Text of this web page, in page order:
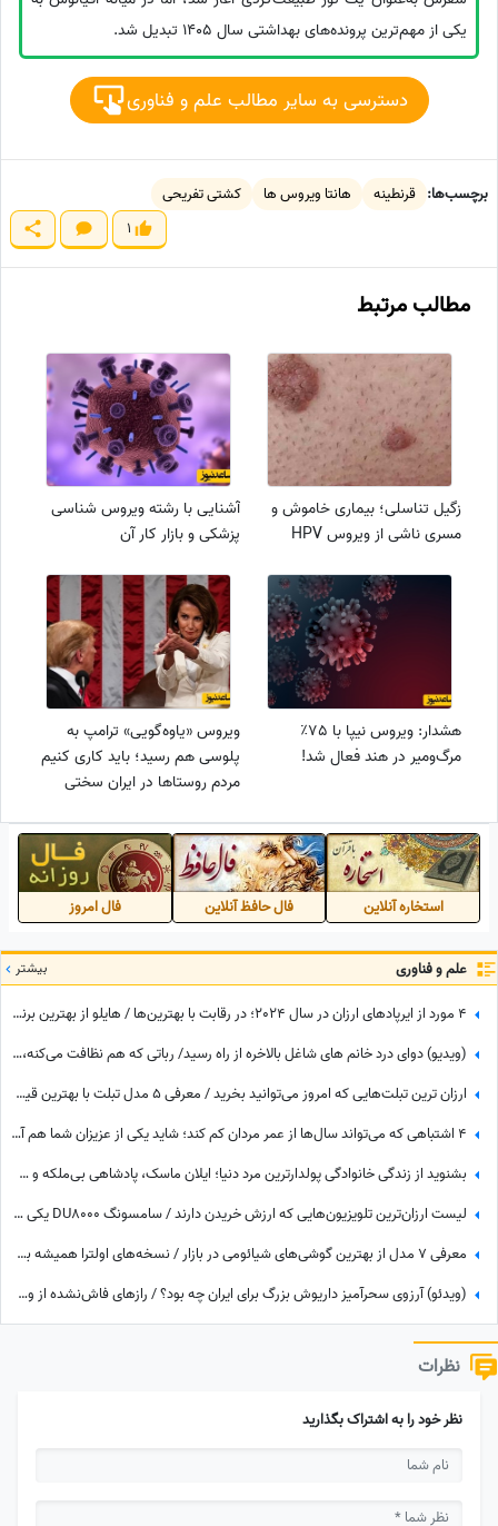
یکی از مهم‌ترین پرونده‌های بهداشتی سال 1405 تبدیل شد.
دسترسی به سایر مطالب علم و فناوری
برچسب‌ها: قرنطینه هانتا ویروس ها
کشتی تفریحی
1
مطالب مرتبط
زگیل تناسلی؛ بیماری خاموش و
مسری ناشی از ویروس HPV
آشنایی با رشته ویروس شناسی
پزشکی و بازار کار آن
هشدار: ویروس نیپا با 75٪
مرگ‌ومیر در هند فعال شد!
ویروس «یاوه‌گویی» ترامپ به
پلوسی هم رسید؛ باید کاری کنیم
مردم روستاها در ایران سختی
استخاره آنلاین فال حافظ آنلاین فال امروز
علم و فناوری بیشتر
4 مورد از ایرپادهای ارزان در سال 2024؛ در رقابت با بهترین‌ها / هایلو از بهترین برندهای هندزفری بلوتوثی ارزان
(ویدیو) دوای درد خانم های شاغل بالاخره از راه رسید/ رباتی که هم نظافت می‌کنه، هم شیرینی می‌پزه، هم دلتون رو با سنتور می‌بره!😍
ارزان ترین تبلت‌هایی که امروز می‌توانید بخرید / معرفی 5 مدل تبلت با بهترین قیمت
4 اشتباهی که می‌تواند سال‌ها از عمر مردان کم کند؛ شاید یکی از عزیزان شما هم آن‌ها را تکرار می‌کند
بشنوید از زندگی خانوادگی پولدارترین مرد دنیا؛ ایلان ماسک، پادشاهی بی‌ملکه و 14 فرزند آواره + عکس
لیست ارزان‌ترین تلویزیون‌هایی که ارزش خریدن دارند / سامسونگ DU8000 یکی از ارزانترین تلویزیون‌های بازار
معرفی 7 مدل از بهترین گوشی‌های شیائومی در بازار / نسخه‌های اولترا همیشه به عنوان بهترین گوشی های شیائومی
(ویدئو) آرزوی سحرآمیز داریوش بزرگ برای ایران چه بود؟ / رازهای فاش‌نشده از وصیت‌نامه باشکوه شاهنشاه هخامنشی
نظرات
نظر خود را به اشتراک بگذارید